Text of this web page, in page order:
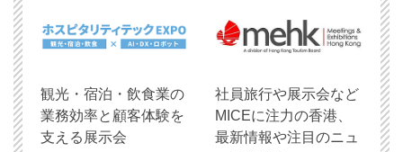
観光・宿泊・飲食業の
業務効率と顧客体験を
支える展示会
社員旅行や展示会など
MICEに注力の香港、
最新情報や注目のニュ